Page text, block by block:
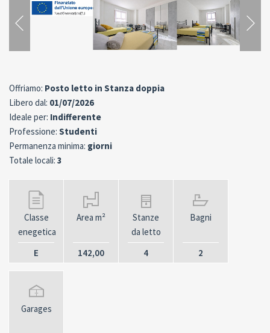
Offriamo: Posto letto in Stanza doppia
Libero dal: 01/07/2026
Ideale per: Indifferente
Professione: Studenti
Permanenza minima: giorni
Totale locali: 3
Classe
enegetica
E
Area m²
142,00
Stanze
da letto
4
Bagni
2
Garages